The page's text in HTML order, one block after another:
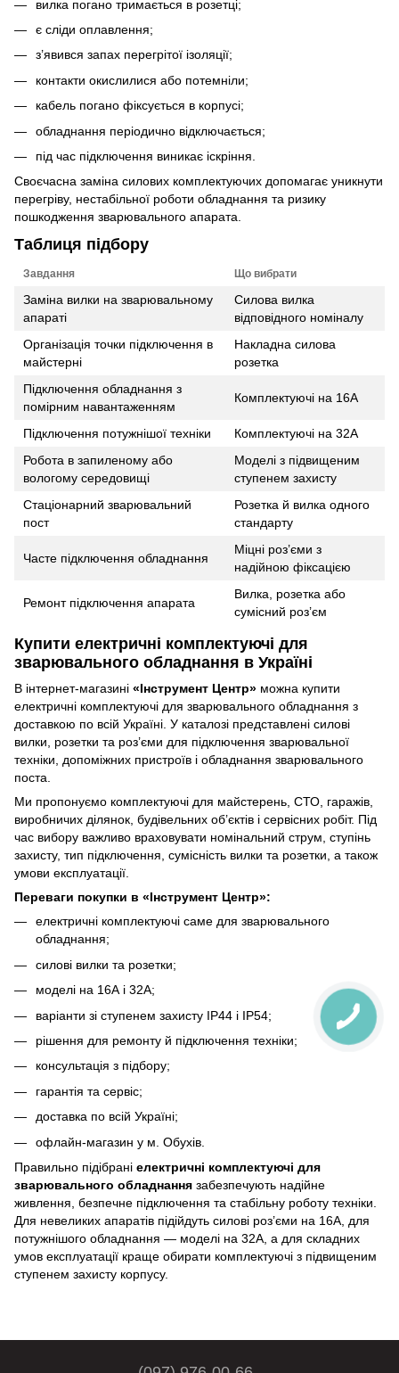
вилка погано тримається в розетці;
є сліди оплавлення;
з’явився запах перегрітої ізоляції;
контакти окислилися або потемніли;
кабель погано фіксується в корпусі;
обладнання періодично відключається;
під час підключення виникає іскріння.
Своєчасна заміна силових комплектуючих допомагає уникнути
перегріву, нестабільної роботи обладнання та ризику
пошкодження зварювального апарата.
Таблиця підбору
Завдання Що вибрати
Заміна вилки на зварювальному
апараті
Силова вилка
відповідного номіналу
Організація точки підключення в
майстерні
Накладна силова
розетка
Підключення обладнання з
помірним навантаженням
Комплектуючі на 16А
Підключення потужнішої техніки
Комплектуючі на 32А
Робота в запиленому або
вологому середовищі
Моделі з підвищеним
ступенем захисту
Стаціонарний зварювальний
пост
Розетка й вилка одного
стандарту
Часте підключення обладнання
Міцні роз’єми з
надійною фіксацією
Ремонт підключення апарата
Вилка, розетка або
сумісний роз’єм
Купити електричні комплектуючі для
зварювального обладнання в Україні
В інтернет-магазині «Інструмент Центр» можна купити
електричні комплектуючі для зварювального обладнання з
доставкою по всій Україні. У каталозі представлені силові
вилки, розетки та роз’єми для підключення зварювальної
техніки, допоміжних пристроїв і обладнання зварювального
поста.
Ми пропонуємо комплектуючі для майстерень, СТО, гаражів,
виробничих ділянок, будівельних об’єктів і сервісних робіт. Під
час вибору важливо враховувати номінальний струм, ступінь
захисту, тип підключення, сумісність вилки та розетки, а також
умови експлуатації.
Переваги покупки в «Інструмент Центр»:
електричні комплектуючі саме для зварювального
обладнання;
силові вилки та розетки;
моделі на 16А і 32А;
варіанти зі ступенем захисту IP44 і IP54;
рішення для ремонту й підключення техніки;
консультація з підбору;
гарантія та сервіс;
доставка по всій Україні;
офлайн-магазин у м. Обухів.
Правильно підібрані електричні комплектуючі для
зварювального обладнання забезпечують надійне
живлення, безпечне підключення та стабільну роботу техніки.
Для невеликих апаратів підійдуть силові роз’єми на 16А, для
потужнішого обладнання — моделі на 32А, а для складних
умов експлуатації краще обирати комплектуючі з підвищеним
ступенем захисту корпусу.